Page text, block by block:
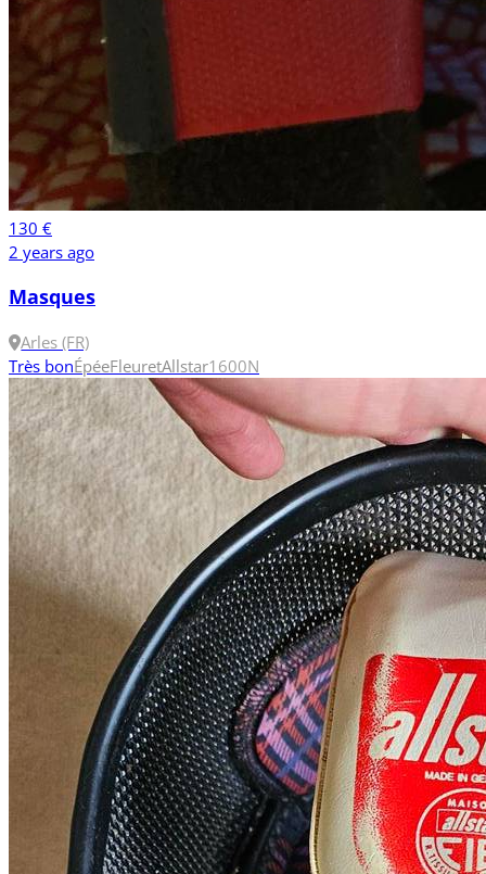
130 €
2 years ago
Masques
Arles (FR)
Très bonÉpéeFleuretAllstar1600N